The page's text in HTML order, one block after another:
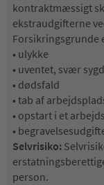
kontraktmæssigt
ekstraudgifterne
Forsikringsgrunde
• ulykke
• uventet, svær
• dødsfald
• tab af
• opstart i et
•
Selvrisiko:
person.